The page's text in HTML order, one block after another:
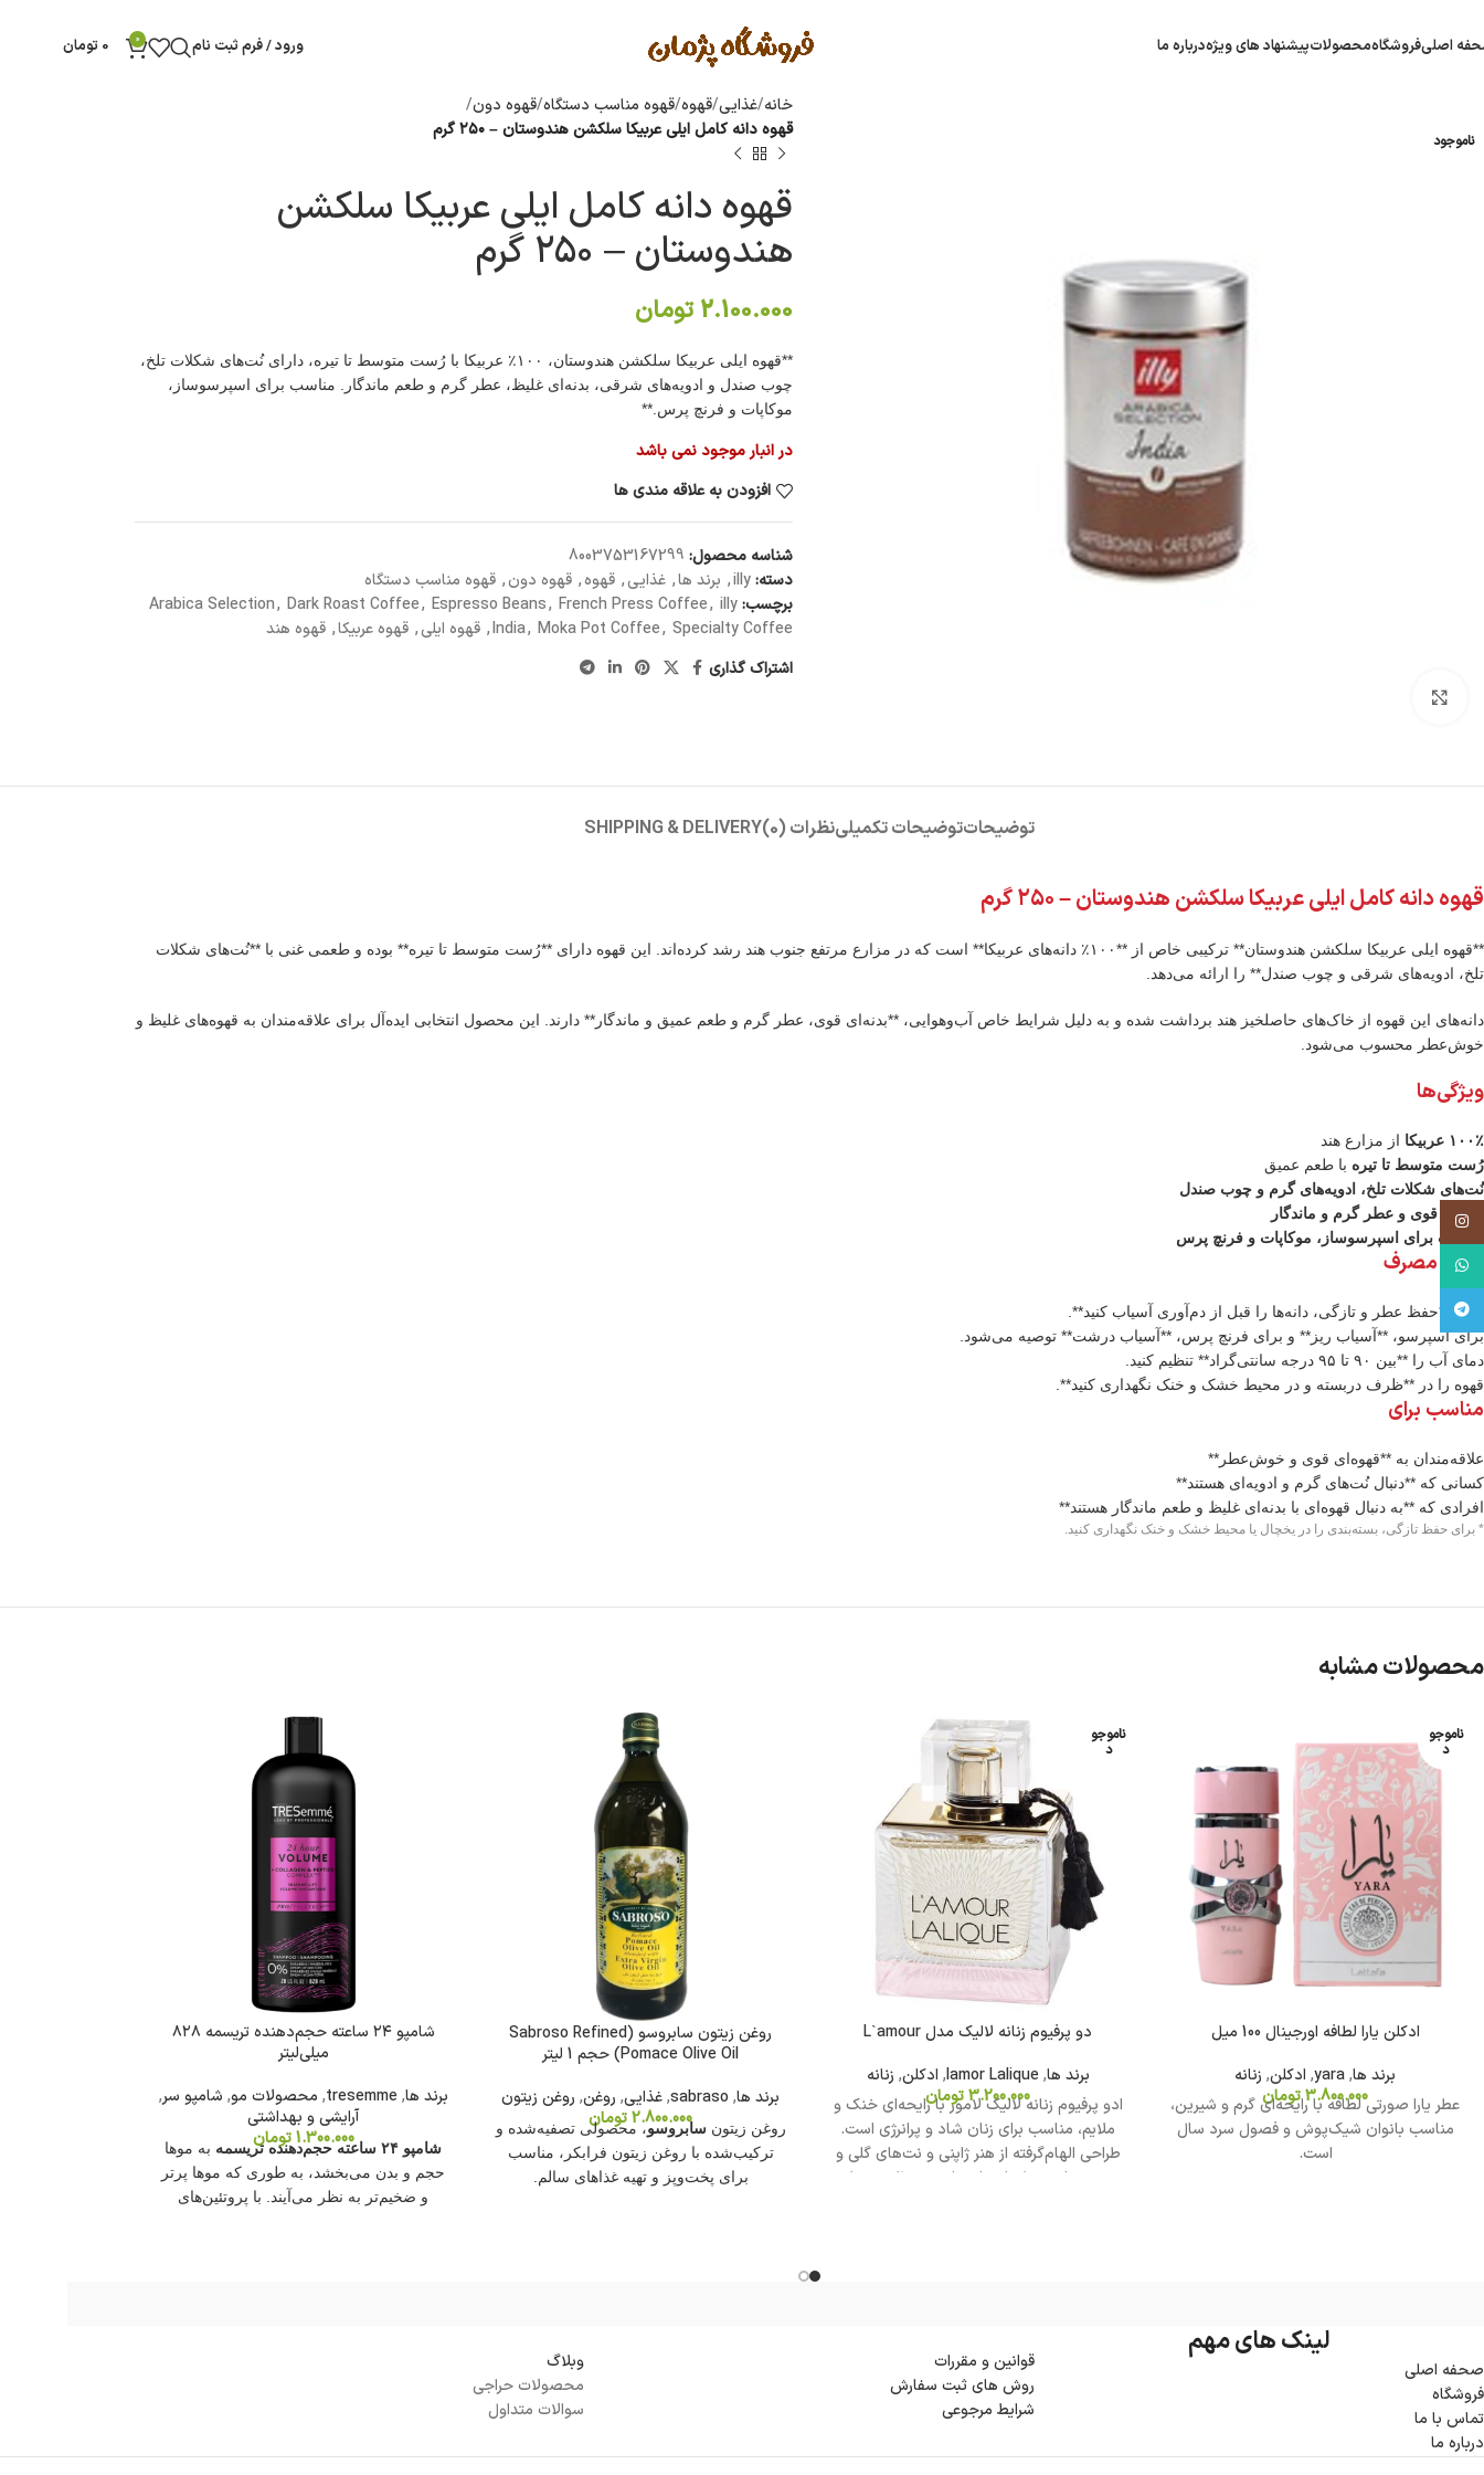
اصلیفروشگاهمحصولات
کیندر
خوراکیتندومیتریدنت
پیشنهاد های ویژهدرباره ما ورود / فرم ثبت نام 0
0 تومان
ناموجود
خانه غذایی قهوه قهوه مناسب دستگاه قهوه دون
قهوه دانه کامل ایلی عربیکا سلکشن هندوستان – ۲۵۰ گرم
قهوه دانه کامل ایلی عربیکا سلکشن
هندوستان – ۲۵۰ گرم
2.100.000 تومان
**قهوه ایلی عربیکا سلکشن هندوستان، ۱۰۰٪ عربیکا با رُست متوسط تا تیره، دارای نُت‌های شکلات تلخ،
چوب صندل و ادویه‌های شرقی، بدنه‌ای غلیظ، عطر گرم و طعم ماندگار. مناسب برای اسپرسوساز،
موکاپات و فرنچ پرس.**
در انبار موجود نمی باشد
افزودن به علاقه مندی ها
شناسه محصول: 8003753167299
دسته:illy
, برند ها, غذایی, قهوه, قهوه دون, قهوه مناسب دستگاه
برچسب:
Arabica Selection, Dark Roast Coffee, Espresso Beans, French Press Coffee, illy
India, Moka Pot Coffee, Specialty Coffee
, قهوه ایلی, قهوه عربیکا, قهوه هند
اشتراک گذاری
توضیحاتتوضیحات تکمیلینظرات (0) SHIPPING & DELIVERY
قهوه دانه کامل ایلی عربیکا سلکشن هندوستان – ۲۵۰ گرم
**قهوه ایلی عربیکا سلکشن هندوستان** ترکیبی خاص از **۱۰۰٪ دانه‌های عربیکا** است که در مزارع مرتفع جنوب هند رشد کرده‌اند. این قهوه دارای **رُست متوسط تا تیره** بوده و طعمی غنی با **نُت‌های شکلات
تلخ، ادویه‌های شرقی و چوب صندل** را ارائه می‌دهد.
دانه‌های این قهوه از خاک‌های حاصلخیز هند برداشت شده و به دلیل شرایط خاص آب‌وهوایی، **بدنه‌ای قوی، عطر گرم و طعم عمیق و ماندگار** دارند. این محصول انتخابی ایده‌آل برای علاقه‌مندان به قهوه‌های غلیظ و
خوش‌عطر محسوب می‌شود.
ویژگی‌ها
۱۰۰٪ عربیکا
از مزارع هند
رُست متوسط تا تیره با طعم عمیق
نُت‌های شکلات تلخ، ادویه‌های گرم و چوب صندل
بدنه‌ای قوی و عطر گرم و ماندگار
مناسب برای اسپرسوساز، موکاپات و فرنچ پرس
روش مصرف
برای **حفظ عطر و تازگی، دانه‌ها را قبل از دم‌آوری آسیاب کنید**.
برای اسپرسو، **آسیاب ریز** و برای فرنچ پرس، **آسیاب درشت** توصیه می‌شود.
دمای آب را **بین ۹۰ تا ۹۵ درجه سانتی‌گراد** تنظیم کنید.
قهوه را در **ظرف دربسته و در محیط خشک و خنک نگهداری کنید**.
مناسب برای
علاقه‌مندان به **قهوه‌ای قوی و خوش‌عطر**
کسانی که **دنبال نُت‌های گرم و ادویه‌ای هستند**
افرادی که **به دنبال قهوه‌ای با بدنه‌ای غلیظ و طعم ماندگار هستند**
* برای حفظ تازگی، بسته‌بندی را در یخچال یا محیط خشک و خنک نگهداری کنید.
محصولات مشابه
ناموجو
د
ادکلن یارا لطافه اورجینال 100 میل
برند ها,
yara
, ادکلن, زنانه
3.800.000تومان
عطر یارا صورتی لطافه با رایحه‌ای گرم و شیرین،
مناسب بانوان شیک‌پوش و فصول سرد سال
است.
ناموجو
د
دو پرفیوم زنانه لالیک مدل L`amour
برند ها,
lamor Lalique
, ادکلن, زنانه
3.200.000 تومان
ادو پرفیوم زنانه لالیک لامور با رایحه‌ای خنک و
ملایم، مناسب برای زنان شاد و پرانرژی است.
طراحی الهام‌گرفته از هنر ژاپنی و نت‌های گلی و
چوبی، این عطر را به انتخابی بی‌نظیر تبدیل
روغن زیتون سابروسو (Sabroso Refined
Pomace Olive Oil) حجم 1 لیتر
برند ها,
sabraso
,غذایی, روغن, روغن زیتون
2.800.000 تومان روغن زیتونسابروسو، محصولی تصفیه‌شده و
ترکیب‌شده با روغن زیتون فرابکر، مناسب
برای پخت‌وپز و تهیه غذاهای سالم.
شامپو ۲۴ ساعته حجم‌دهنده تریسمه ۸۲۸
میلی‌لیتر
برند ها,
tresemme
, محصولات مو, شامپو سر,
آرایشی و بهداشتی
1.300.000 تومان شامپو ۲۴ ساعته حجم‌دهنده تریسمه
به موها
حجم و بدن می‌بخشد، به طوری که موها پرتر
و ضخیم‌تر به نظر می‌آیند. با پروتئین‌های
لینک های مهم
صحفه اصلی
فروشگاه
تماس با ما
درباره ما
قوانین و مقررات
روش های ثبت سفارش
شرایط مرجوعی
وبلاگ
محصولات حراجی
سوالات متداول
اینستاگرم
واتس آپ
تلگرام